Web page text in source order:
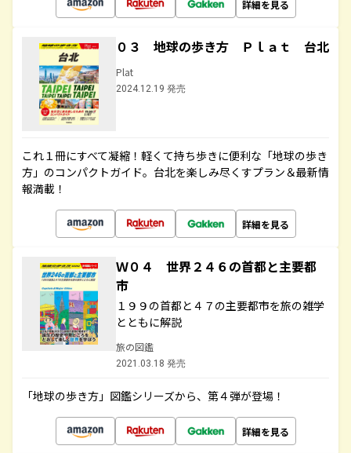
詳細を見る
０３ 地球の歩き方 Ｐｌａｔ 台北
Plat
2024.12.19 発売
これ１冊にすべて凝縮！軽くて持ち歩きに便利な「地球の歩き
方」のコンパクトガイド。台北を楽しみ尽くすプラン＆最新情
報満載！
詳細を見る
Ｗ０４ 世界２４６の首都と主要都
市
１９９の首都と４７の主要都市を旅の雑学
とともに解説
旅の図鑑
2021.03.18 発売
「地球の歩き方」図鑑シリーズから、第４弾が登場！
詳細を見る